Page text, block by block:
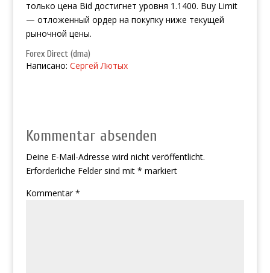
только цена Bid достигнет уровня 1.1400. Buy Limit
— отложенный ордер на покупку ниже текущей
рыночной цены.
Forex Direct (dma)
Написано: Сергей Лютых
Kommentar absenden
Deine E-Mail-Adresse wird nicht veröffentlicht.
Erforderliche Felder sind mit * markiert
Kommentar*